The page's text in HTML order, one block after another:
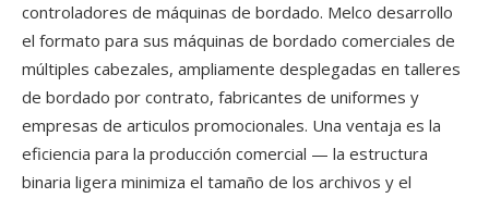
controladores de máquinas de bordado. Melco desarrollo
el formato para sus máquinas de bordado comerciales de
múltiples cabezales, ampliamente desplegadas en talleres
de bordado por contrato, fabricantes de uniformes y
empresas de articulos promocionales. Una ventaja es la
eficiencia para la producción comercial — la estructura
binaria ligera minimiza el tamaño de los archivos y el